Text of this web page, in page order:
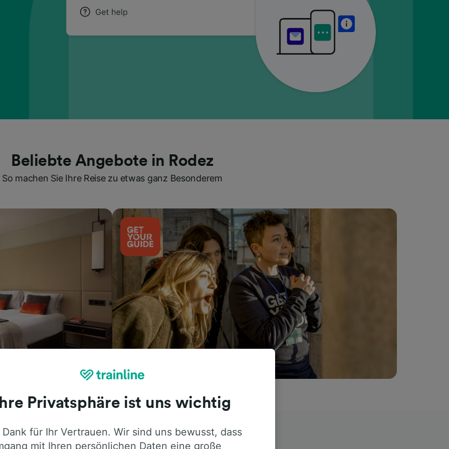
Beliebte Angebote in Rodez
So machen Sie Ihre Reise zu etwas ganz Besonderem
ehrliche Meinung von Trainline-Nutzern
Ihre Privatsphäre ist uns wichtig
für Ihr Vertrauen. Wir sind uns bewusst, dass
mit Ihren persönlichen Daten eine große